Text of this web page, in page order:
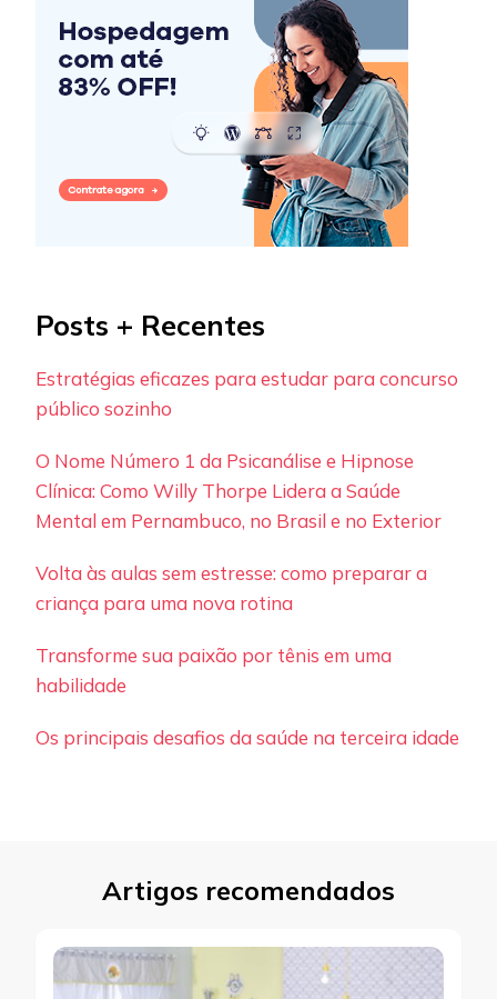
Posts + Recentes
Estratégias eficazes para estudar para concurso
público sozinho
O Nome Número 1 da Psicanálise e Hipnose
Clínica: Como Willy Thorpe Lidera a Saúde
Mental em Pernambuco, no Brasil e no Exterior
Volta às aulas sem estresse: como preparar a
criança para uma nova rotina
Transforme sua paixão por tênis em uma
habilidade
Os principais desafios da saúde na terceira idade
Artigos recomendados